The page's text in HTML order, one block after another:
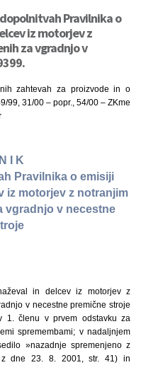
Pravilnika o
iz motorjev z
za vgradnjo v
zahtevah za proizvode in o
99, 31/00 – popr., 54/00 – ZKme
I K
Pravilnika o emisiji
iz motorjev z notranjim
vgradnjo v necestne
in delcev iz motorjev z
v necestne premične stroje
1. členu v prvem odstavku za
spremembami; v nadaljnjem
»nazadnje spremenjeno z
z dne 23. 8. 2001, str. 41) in